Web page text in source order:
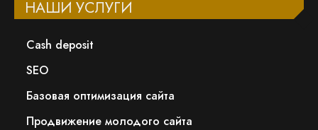
НАШИ УСЛУГИ
Сash deposit
SEO
Базовая оптимизация сайта
Продвижение молодого сайта